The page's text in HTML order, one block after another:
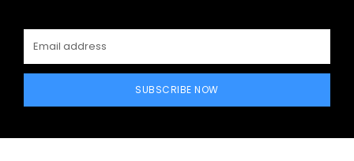
SUBSCRIBE NOW